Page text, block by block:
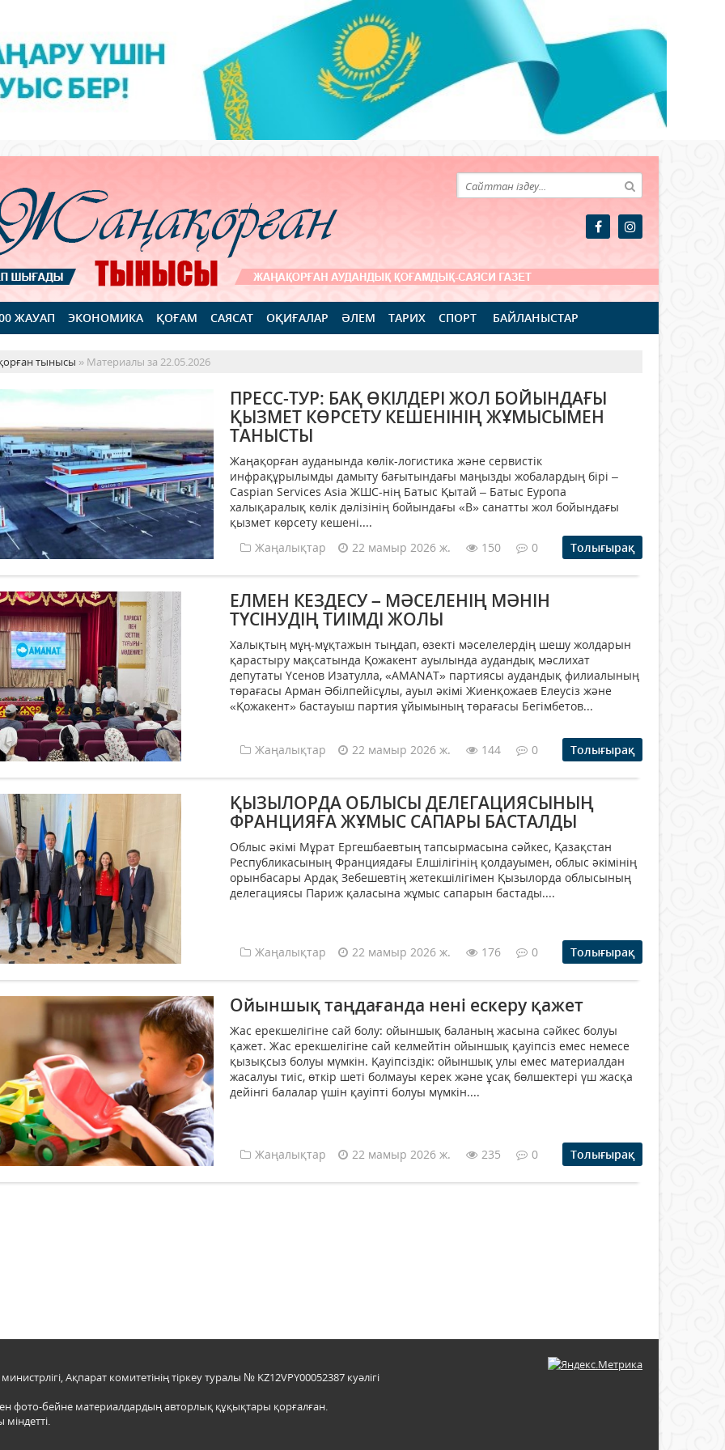
ЖАУАП ЭКОНОМИКА ҚОҒАМ САЯСАТ ОҚИҒАЛАР ӘЛЕМ ТАРИХ СПОРТ БАЙЛАНЫСТАР
тынысы » Материалы за 22.05.2026
ПРЕСС-ТУР: БАҚ ӨКІЛДЕРІ ЖОЛ БОЙЫНДАҒЫ
ҚЫЗМЕТ КӨРСЕТУ КЕШЕНІНІҢ ЖҰМЫСЫМЕН
ТАНЫСТЫ
Жаңақорған ауданында көлік-логистика және сервистік
инфрақұрылымды дамыту бағытындағы маңызды жобалардың бірі –
Caspian Services Asia ЖШС-нің Батыс Қытай – Батыс Еуропа
халықаралық көлік дәлізінің бойындағы «В» санатты жол бойындағы
қызмет көрсету кешені....
Жаңалықтар
22 мамыр 2026 ж. 150 0 Толығырақ
ЕЛМЕН КЕЗДЕСУ – МӘСЕЛЕНІҢ МӘНІН
ТҮСІНУДІҢ ТИІМДІ ЖОЛЫ
Халықтың мұң-мұқтажын тыңдап, өзекті мәселелердің шешу жолдарын
қарастыру мақсатында Қожакент ауылында аудандық мәслихат
депутаты Үсенов Изатулла, «AMANAT» партиясы аудандық филиалының
төрағасы Арман Әбілпейісұлы, ауыл әкімі Жиенқожаев Елеусіз және
«Қожакент» бастауыш партия ұйымының төрағасы Бегімбетов...
Жаңалықтар 22 мамыр 2026 ж. 144 0 Толығырақ
ҚЫЗЫЛОРДА ОБЛЫСЫ ДЕЛЕГАЦИЯСЫНЫҢ
ФРАНЦИЯҒА ЖҰМЫС САПАРЫ БАСТАЛДЫ
Облыс әкімі Мұрат Ергешбаевтың тапсырмасына сәйкес, Қазақстан
Республикасының Франциядағы Елшілігінің қолдауымен, облыс әкімінің
орынбасары Ардақ Зебешевтің жетекшілігімен Қызылорда облысының
делегациясы Париж қаласына жұмыс сапарын бастады....
Жаңалықтар 22 мамыр 2026 ж. 176 0 Толығырақ
Ойыншық таңдағанда нені ескеру қажет
Жас ерекшелігіне сай болу: ойыншық баланың жасына сәйкес болуы
қажет. Жас ерекшелігіне сай келмейтін ойыншық қауіпсіз емес немесе
қызықсыз болуы мүмкін. Қауіпсіздік: ойыншық улы емес материалдан
жасалуы тиіс, өткір шеті болмауы керек және ұсақ бөлшектері үш жасқа
дейінгі балалар үшін қауіпті болуы мүмкін....
Жаңалықтар 22 мамыр 2026 ж. 235 0 Толығырақ
Ақпарат комитетінің тіркеу туралы № KZ12VPY00052387 куәлігі
фото-бейне материалдардың авторлық құқықтары қорғалған.